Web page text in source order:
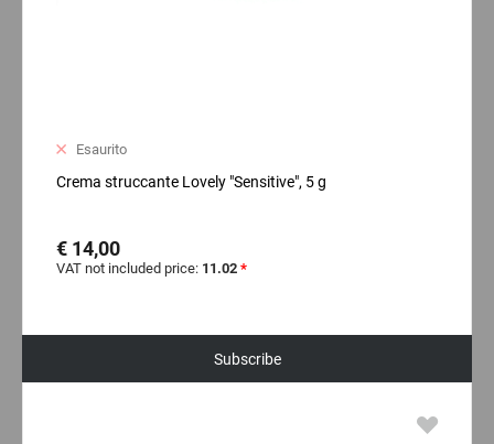
Esaurito
Crema struccante Lovely "Sensitive", 5 g
€ 14,00
VAT not included price: 11.02 *
Subscribe